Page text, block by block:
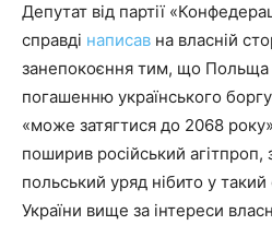
Депутат від партії
справді написав на власній
занепокоєння тим, що
погашенню українського
«може затягтися до 2068
поширив російський
польський уряд нібито у такий
України вище за інтереси